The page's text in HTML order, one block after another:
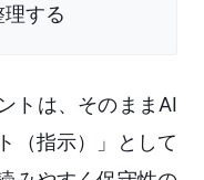
する
トは、そのままAI
（指示）」として